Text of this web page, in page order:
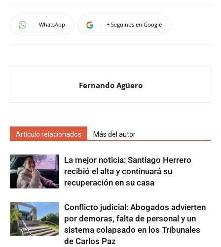
WhatsApp + Seguinos en Google
Fernando Agüero
Artículo relacionados Más del autor
La mejor noticia: Santiago Herrero
recibió el alta y continuará su
recuperación en su casa
Conflicto judicial: Abogados advierten
por demoras, falta de personal y un
sistema colapsado en los Tribunales
de Carlos Paz